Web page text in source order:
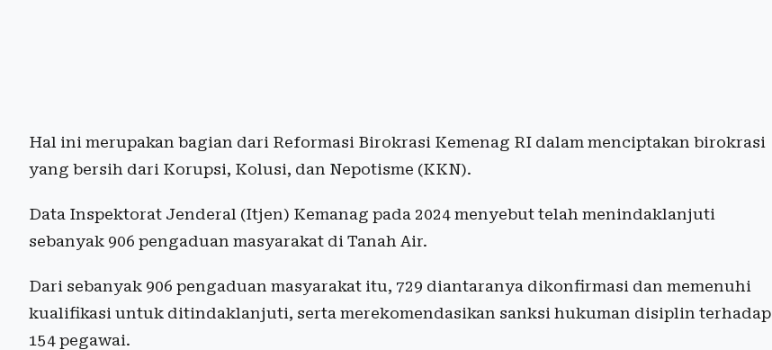
Hal ini merupakan bagian dari Reformasi Birokrasi Kemenag RI dalam menciptakan birokrasi
yang bersih dari Korupsi, Kolusi, dan Nepotisme (KKN).
Data Inspektorat Jenderal (Itjen) Kemanag pada 2024 menyebut telah menindaklanjuti
sebanyak 906 pengaduan masyarakat di Tanah Air.
Dari sebanyak 906 pengaduan masyarakat itu, 729 diantaranya dikonfirmasi dan memenuhi
kualifikasi untuk ditindaklanjuti, serta merekomendasikan sanksi hukuman disiplin terhadap
154 pegawai.